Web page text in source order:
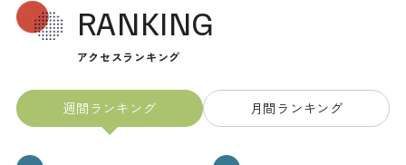
RANKING
アクセスランキング
週間ランキング 月間ランキング